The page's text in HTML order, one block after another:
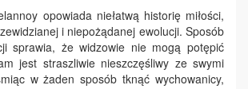
opowiada niełatwą historię miłości,
i niepożądanej ewolucji. Sposób
sprawia, że widzowie nie mogą potępić
jest straszliwie nieszczęśliwy ze swymi
w żaden sposób tknąć wychowanicy,